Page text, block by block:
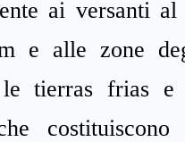
ai versanti
e alle zone
tierras frias e
costituiscono